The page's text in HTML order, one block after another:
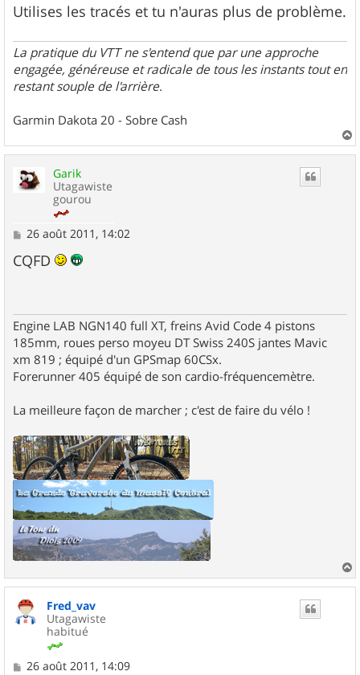
Utilises les tracés et tu n'auras plus de problème.
La pratique du VTT ne s'entend que par une approche
engagée, généreuse et radicale de tous les instants tout en
restant souple de l'arrière.
Garmin Dakota 20 - Sobre Cash
a
Garik
Utagawiste
gourou
M
s
s
26 août 2011, 14:02
CQFD
Engine LAB NGN140 full XT, freins Avid Code 4 pistons
185mm, roues perso moyeu DT Swiss 240S jantes Mavic
xm 819 ; équipé d'un GPSmap 60CSx.
Forerunner 405 équipé de son cardio-fréquencemètre.
La meilleure façon de marcher ; c'est de faire du vélo !
a
Fred_vav
Utagawiste
habitué
M
26 août 2011, 14:09